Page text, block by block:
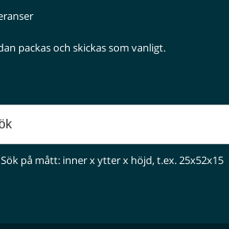
packas och skickas som vanligt.
på mått: inner x ytter x höjd, t.ex. 25x52x15